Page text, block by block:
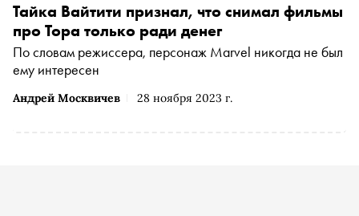
Андрей Москвичев 28 ноября 2023 г.
Тайка Вайтити признал, что снимал фильмы
про Тора только ради денег
По словам режиссера, персонаж Marvel никогда не был
ему интересен